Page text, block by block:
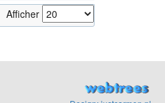
Afficher